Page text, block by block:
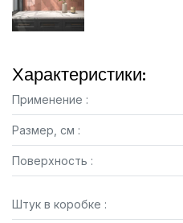
Характеристики:
Применение :
Размер, см :
Поверхность :
Штук в коробке :